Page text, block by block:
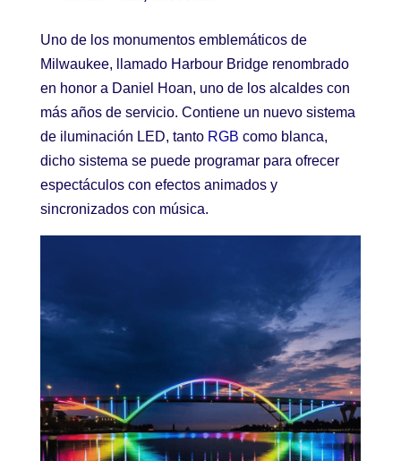
Uno de los monumentos emblemáticos de
Milwaukee, llamado Harbour Bridge renombrado
en honor a Daniel Hoan, uno de los alcaldes con
más años de servicio. Contiene un nuevo sistema
de iluminación LED, tanto RGB como blanca,
dicho sistema se puede programar para ofrecer
espectáculos con efectos animados y
sincronizados con música.